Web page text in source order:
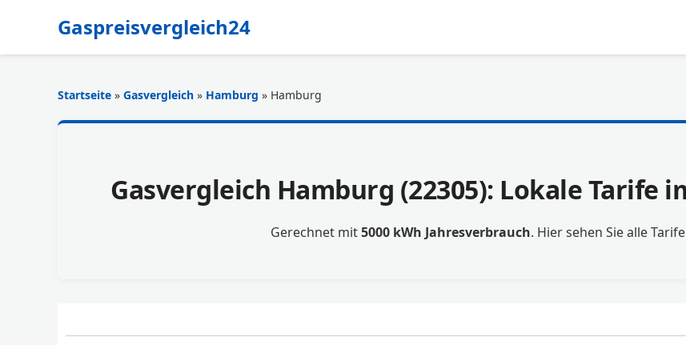
Gaspreisvergleich24
Startseite » Gasvergleich » Hamburg » Hamburg
Gasvergleich Hamburg (22305): Lokale Tarife
Gerechnet mit5000 kWh Jahresverbrauch. Hier sehen Sie alle